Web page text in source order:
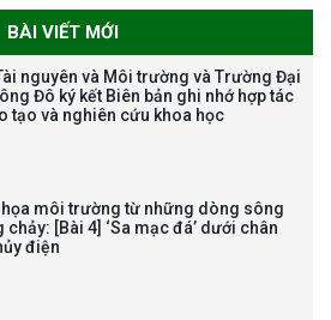
THƯ CẢM ƠN LỄ KỶ NIỆM 40
NĂM XÂY DỰNG VÀ PHÁT TRIỂN
VIỆN (1985-2025) VÀ ĐÓN
BÀI VIẾT MỚI
nguyên và Môi trường và Trường Đại
Đô ký kết Biên bản ghi nhớ hợp tác
tạo và nghiên cứu khoa học
họa môi trường từ những dòng sông
chảy: [Bài 4] ‘Sa mạc đá’ dưới chân
điện